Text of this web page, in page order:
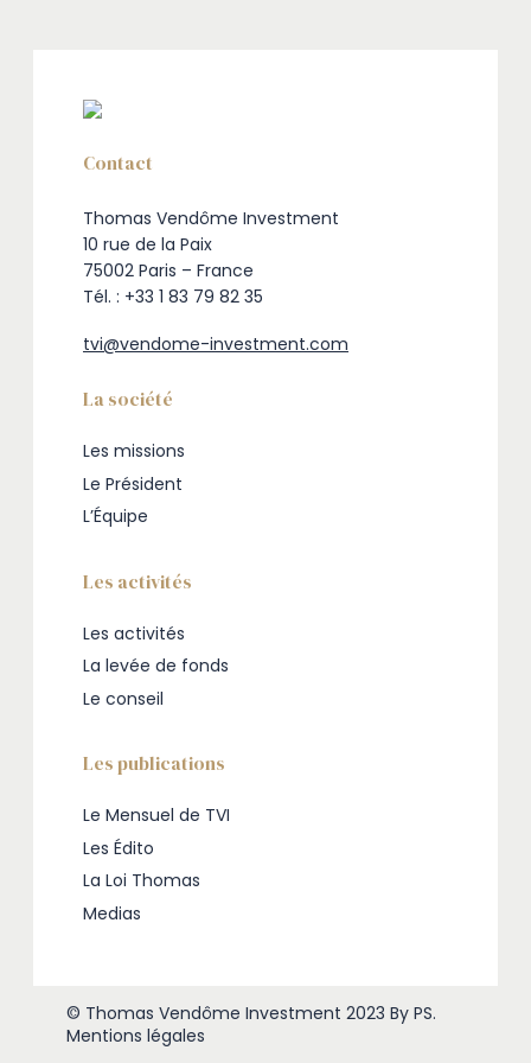
Contact
Thomas Vendôme Investment
10 rue de la Paix
75002 Paris – France
Tél. : +33 1 83 79 82 35
tvi@vendome-investment.com
La société
Les missions
Le Président
L’Équipe
Les activités
Les activités
La levée de fonds
Le conseil
Les publications
Le Mensuel de TVI
Les Édito
La Loi Thomas
Medias
© Thomas Vendôme Investment 2023 By PS.
Mentions légales